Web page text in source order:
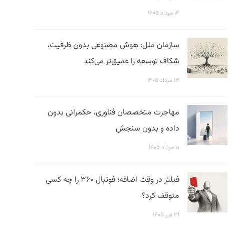
۱۴ مرداد ۱۴۰۵
سازمان ملل: هوش مصنوعی بدون ظرفیت،
شکاف توسعه را عمیق‌تر می‌کند
۱۳ مرداد ۱۴۰۵
مهاجرت متخصصان فناوری، حکمرانی بدون
داده و بدون سنجش
۱۰ مرداد ۱۴۰۵
فیلتر در وقت اضافه؛ فوتبال ۳۶۰ را چه کسی
متوقف کرد؟
۳۱ تیر ۱۴۰۵